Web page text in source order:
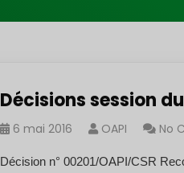
Décisions session du
6 mai 2016 OAPI No
Décision n° 00201/OAPI/CSR